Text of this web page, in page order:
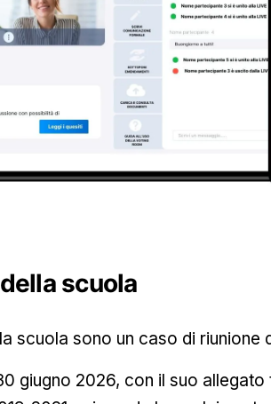
scuola
scuola sono un caso di riunione
giugno 2026, con il suo